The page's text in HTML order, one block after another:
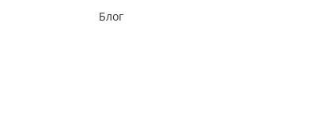
Блог